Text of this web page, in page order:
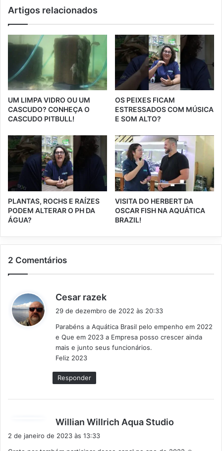
Artigos relacionados
UM LIMPA VIDRO OU UM
CASCUDO? CONHEÇA O
CASCUDO PITBULL!
OS PEIXES FICAM
ESTRESSADOS COM MÚSICA
E SOM ALTO?
PLANTAS, ROCHS E RAÍZES
PODEM ALTERAR O PH DA
ÁGUA?
VISITA DO HERBERT DA
OSCAR FISH NA AQUÁTICA
BRAZIL!
2 Comentários
Cesar razek
s
e
:
29 de dezembro de 2022 às 20:33
Parabéns a Aquática Brasil pelo empenho em 2022
e Que em 2023 a Empresa posso crescer ainda
mais e junto seus funcionários.
Feliz 2023
Responder
Willian Willrich Aqua Studio
2 de janeiro de 2023 às 13:33